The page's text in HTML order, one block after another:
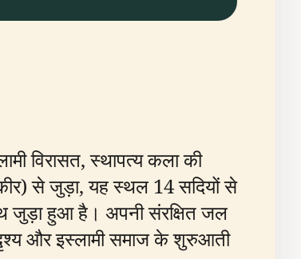
विरासत, स्थापत्य कला की
से जुड़ा, यह स्थल 14 सदियों से
जुड़ा हुआ है। अपनी संरक्षित जल
और इस्लामी समाज के शुरुआती